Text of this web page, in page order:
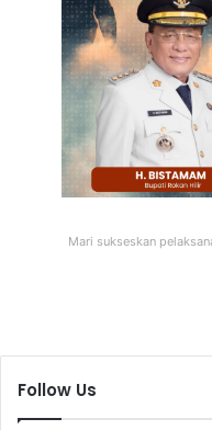
Mari sukseskan
Follow Us